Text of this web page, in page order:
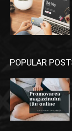
POPULAR